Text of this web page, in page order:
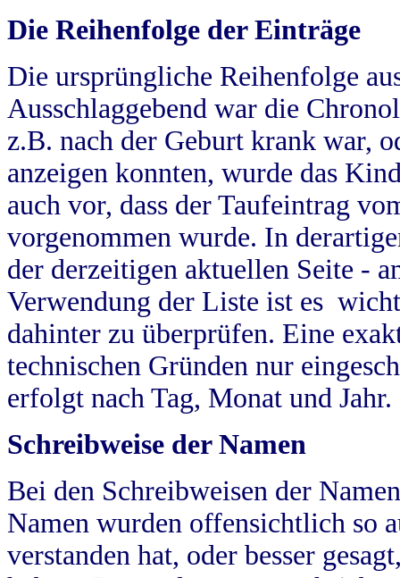
Die Reihenfolge der Einträge
Die ursprüngliche Reihenfolge
Ausschlaggebend war die
z.B. nach der Geburt krank war,
anzeigen konnten, wurde das
auch vor, dass der Taufeintrag
vorgenommen wurde. In
der derzeitigen aktuellen Seite -
Verwendung der Liste ist es
dahinter zu überprüfen. Eine
technischen Gründen nur
erfolgt nach Tag, Monat und Jahr.
Schreibweise der Namen
Bei den Schreibweisen der
Namen wurden offensichtlich so
verstanden hat, oder besser